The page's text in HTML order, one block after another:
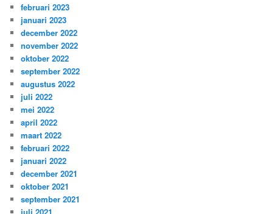
februari 2023
januari 2023
december 2022
november 2022
oktober 2022
september 2022
augustus 2022
juli 2022
mei 2022
april 2022
maart 2022
februari 2022
januari 2022
december 2021
oktober 2021
september 2021
juli 2021